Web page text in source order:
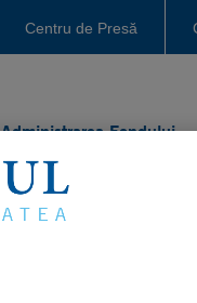
Centru de Presă
Administrarea Fondului